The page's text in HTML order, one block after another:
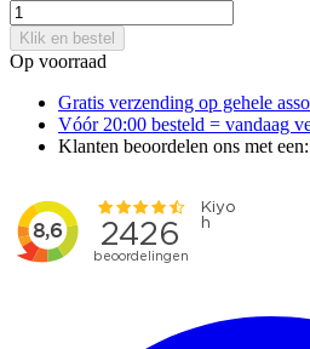
Klik en bestel
Op voorraad
Gratis verzending op gehele
Vóór 20:00 besteld = vandaag
Klanten beoordelen ons met een: